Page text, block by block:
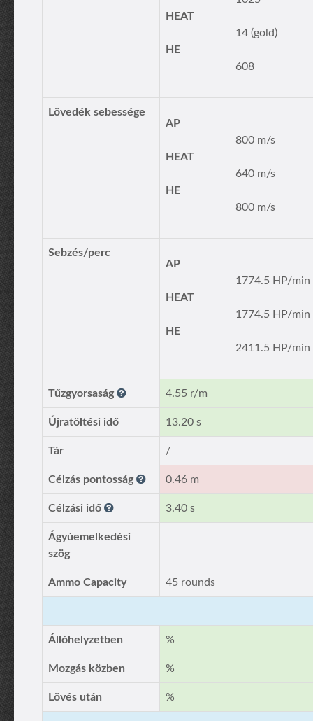
HEAT
14 (gold)
HE
608
Lövedék sebessége
AP
800 m/s
HEAT
640 m/s
HE
800 m/s
Sebzés/perc
AP
1774.5 HP/min
HEAT
1774.5 HP/min
HE
2411.5 HP/min
Tűzgyorsaság 4.55 r/m
Újratöltési idő 13.20 s
Tár /
Célzás pontosság 0.46 m
Célzási idő 3.40 s
Ágyúemelkedési
szög
Ammo Capacity 45 rounds
Állóhelyzetben %
Mozgás közben %
Lövés után %